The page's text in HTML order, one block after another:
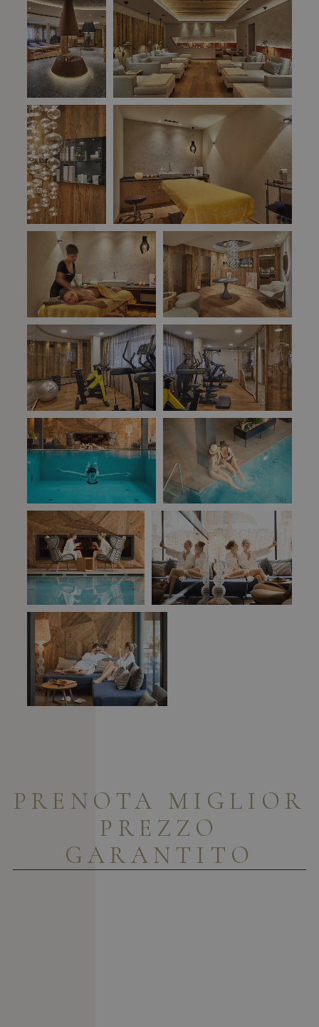
PRENOTA MIGLIOR
PREZZO
GARANTITO